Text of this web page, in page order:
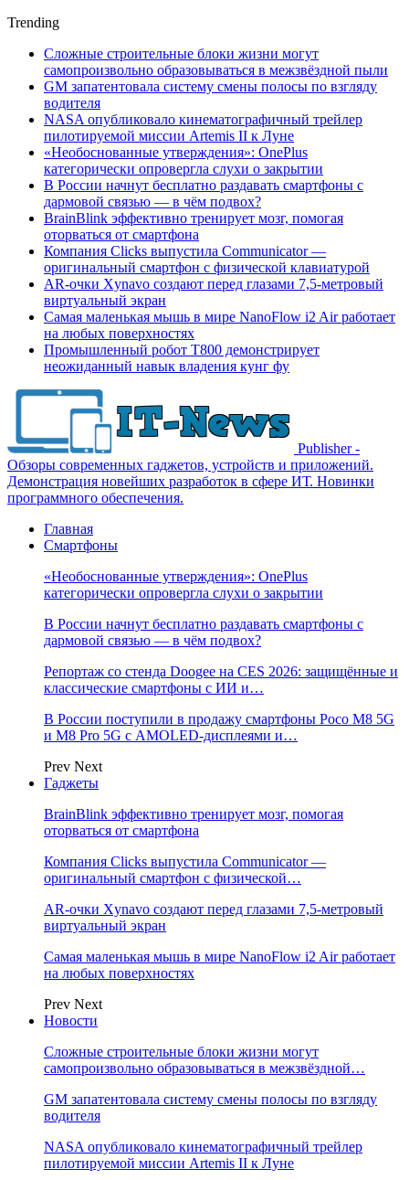
Trending
Сложные строительные блоки жизни могут
самопроизвольно образовываться в межзвёздной пыли
GM запатентовала систему смены полосы по взгляду
водителя
NASA опубликовало кинематографичный трейлер
пилотируемой миссии Artemis II к Луне
«Необоснованные утверждения»: OnePlus
категорически опровергла слухи о закрытии
В России начнут бесплатно раздавать смартфоны с
дармовой связью — в чём подвох?
BrainBlink эффективно тренирует мозг, помогая
оторваться от смартфона
Компания Clicks выпустила Communicator —
оригинальный смартфон с физической клавиатурой
AR-очки Xynavo создают перед глазами 7,5-метровый
виртуальный экран
Самая маленькая мышь в мире NanoFlow i2 Air работает
на любых поверхностях
Промышленный робот Т800 демонстрирует
неожиданный навык владения кунг фу
Publisher -
Обзоры современных гаджетов, устройств и приложений.
Демонстрация новейших разработок в сфере ИТ. Новинки
программного обеспечения.
Главная
Смартфоны
«Необоснованные утверждения»: OnePlus
категорически опровергла слухи о закрытии
В России начнут бесплатно раздавать смартфоны с
дармовой связью — в чём подвох?
Репортаж со стенда Doogee на CES 2026: защищённые и
классические смартфоны с ИИ и…
В России поступили в продажу смартфоны Poco M8 5G
и M8 Pro 5G с AMOLED-дисплеями и…
Prev Next
Гаджеты
BrainBlink эффективно тренирует мозг, помогая
оторваться от смартфона
Компания Clicks выпустила Communicator —
оригинальный смартфон с физической…
AR-очки Xynavo создают перед глазами 7,5-метровый
виртуальный экран
Самая маленькая мышь в мире NanoFlow i2 Air работает
на любых поверхностях
Prev Next
Новости
Сложные строительные блоки жизни могут
самопроизвольно образовываться в межзвёздной…
GM запатентовала систему смены полосы по взгляду
водителя
NASA опубликовало кинематографичный трейлер
пилотируемой миссии Artemis II к Луне